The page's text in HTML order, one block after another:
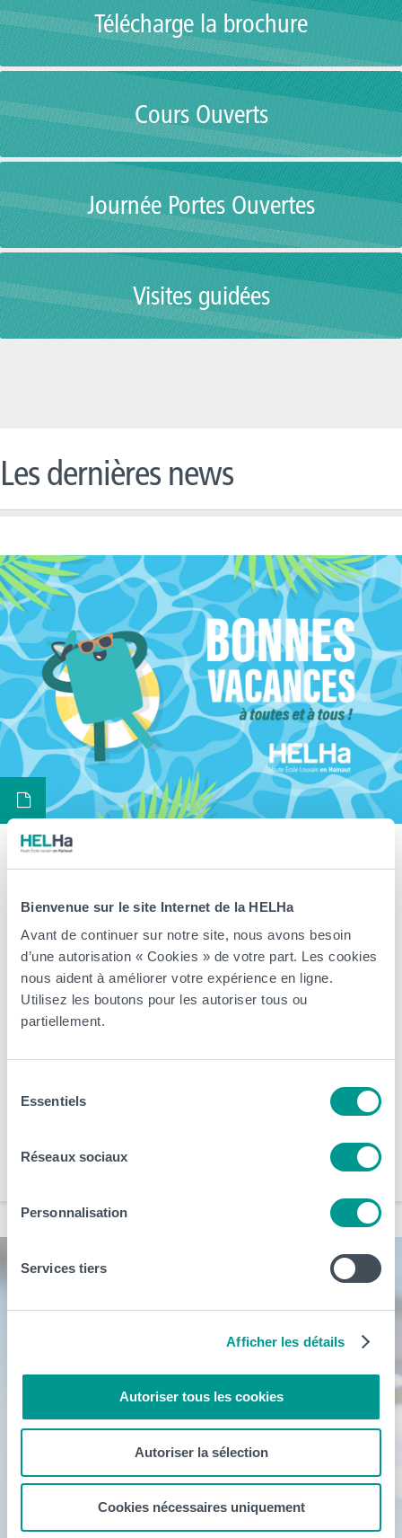
Bienvenue sur le site Internet de la HELHa
Avant de continuer sur notre site, nous avons besoin
d’une autorisation « Cookies » de votre part. Les cookies
nous aident à améliorer votre expérience en ligne.
Utilisez les boutons pour les autoriser tous ou
partiellement.
Essentiels
Réseaux sociaux
Personnalisation
Services tiers
Afficher les détails
Autoriser tous les cookies
Autoriser la sélection
Cookies nécessaires uniquement
Télécharge la brochure
Cours Ouverts
Journée Portes Ouvertes
Visites guidées
Les dernières news
Fermeture estivale de notre Haute
École du 11 juillet au 16 août
prochain
> Les différentes implantations et campus de la Haute École sont
fermés jusqu’au 16 août 2026 inclus. Nos équipes prennent un
peu de repos pour vous revenir en pleine forme à la rentrée !
une inscription pour […]
Santé et Technologies Médicales